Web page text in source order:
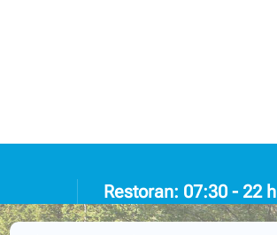
Restoran: 07:30 - 22 h